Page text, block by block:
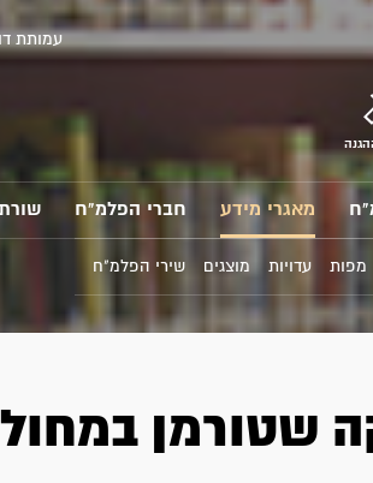
עמותת
מאגרי מידע חברי הפלמ"ח
מפות עדויות מוצגים שירי הפלמ"ח
שטורמן במחול